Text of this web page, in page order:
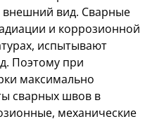
внешний вид. Сварные
и коррозионной
испытывают
Поэтому при
максимально
сварных швов в
механические